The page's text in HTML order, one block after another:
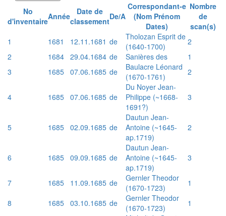
No
d'inventaireAnnée
Date de
classementDe/A
Correspondant-e
(Nom Prénom
Dates)
Nombre
de
scan(s)
1
1681 12.11.1681 de
Tholozan Esprit de
(1640-1700)
2
2
1684 29.04.1684 de Sanières des
1
3
1685 07.06.1685 de
Baulacre Léonard
(1670-1761)
2
4 1685 07.06.1685 de
Du Noyer Jean-
Philippe (~1668-
1691?)
3
5 1685 02.09.1685 de
Dautun Jean-
Antoine (~1645-
ap.1719)
2
6 1685 09.09.1685 de
Dautun Jean-
Antoine (~1645-
ap.1719)
3
7 1685 11.09.1685 de
Gernler Theodor
(1670-1723)
1
8
1685 03.10.1685 de
Gernler Theodor
(1670-1723)
1